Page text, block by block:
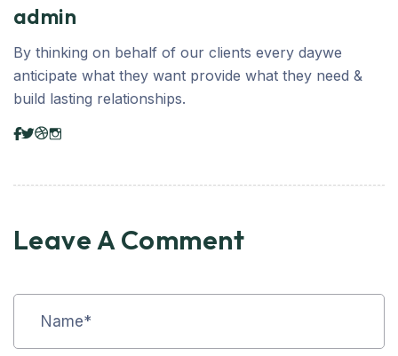
admin
By thinking on behalf of our clients every daywe
anticipate what they want provide what they need &
build lasting relationships.
Leave A Comment